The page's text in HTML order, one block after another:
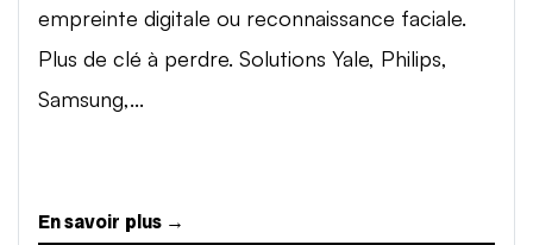
empreinte digitale ou reconnaissance faciale.
Plus de clé à perdre. Solutions Yale, Philips,
Samsung,...
En savoir plus →